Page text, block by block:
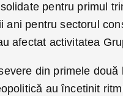
pentru primul
ani pentru sectorul
afectat activitatea
din primele
au încetinit